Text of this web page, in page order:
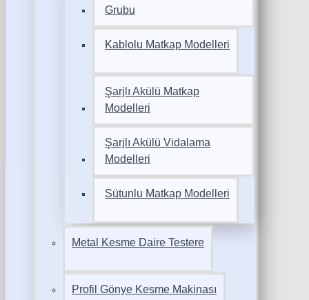
Grubu
Kablolu Matkap Modelleri
Şarjlı Akülü Matkap
Modelleri
Şarjlı Akülü Vidalama
Modelleri
Sütunlu Matkap Modelleri
Metal Kesme Daire Testere
Profil Gönye Kesme Makinası